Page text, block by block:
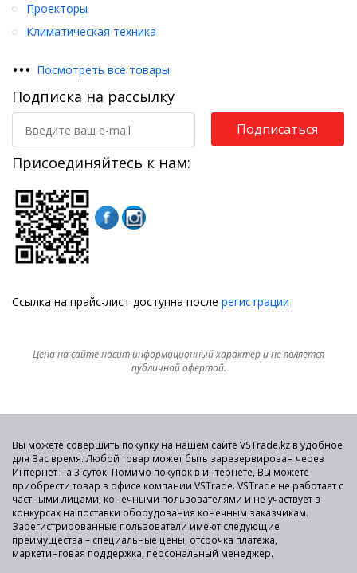
Проекторы
Климатическая техника
••• Посмотреть все товары
Подписка на рассылку
Подписаться
Присоединяйтесь к нам:
Ссылка на прайс-лист доступна после регистрации
Цена на сайте носит информационный характер и не является
публичной офертой.
Вы можете совершить покупку на нашем сайте VSTrade.kz в удобное
для Вас время. Любой товар может быть зарезервирован через
Интернет на 3 суток. Помимо покупок в интернете, Вы можете
приобрести товар в офисе компании VSTrade. VSTrade не работает с
частными лицами, конечными пользователями и не участвует в
конкурсах на поставки оборудования конечным заказчикам.
Зарегистрированные пользователи имеют следующие
преимущества – специальные цены, отсрочка платежа,
маркетинговая поддержка, персональный менеджер.